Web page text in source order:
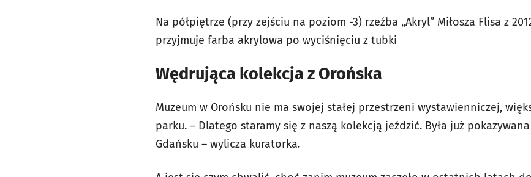
Na półpiętrze (przy zejściu na poziom -3) rzeźba „Akryl” Miłosza Flisa z
przyjmuje farba akrylowa po wyciśnięciu z tubki
Wędrująca kolekcja z Orońska
Muzeum w Orońsku nie ma swojej stałej przestrzeni wystawienniczej,
parku. – Dlatego staramy się z naszą kolekcją jeździć. Była już
Gdańsku – wylicza kuratorka.